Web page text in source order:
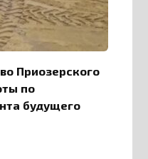
Приозерского
по
будущего